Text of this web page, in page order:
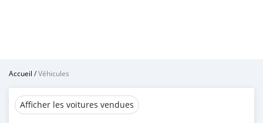
Accueil /Véhicules
Afficher les voitures vendues